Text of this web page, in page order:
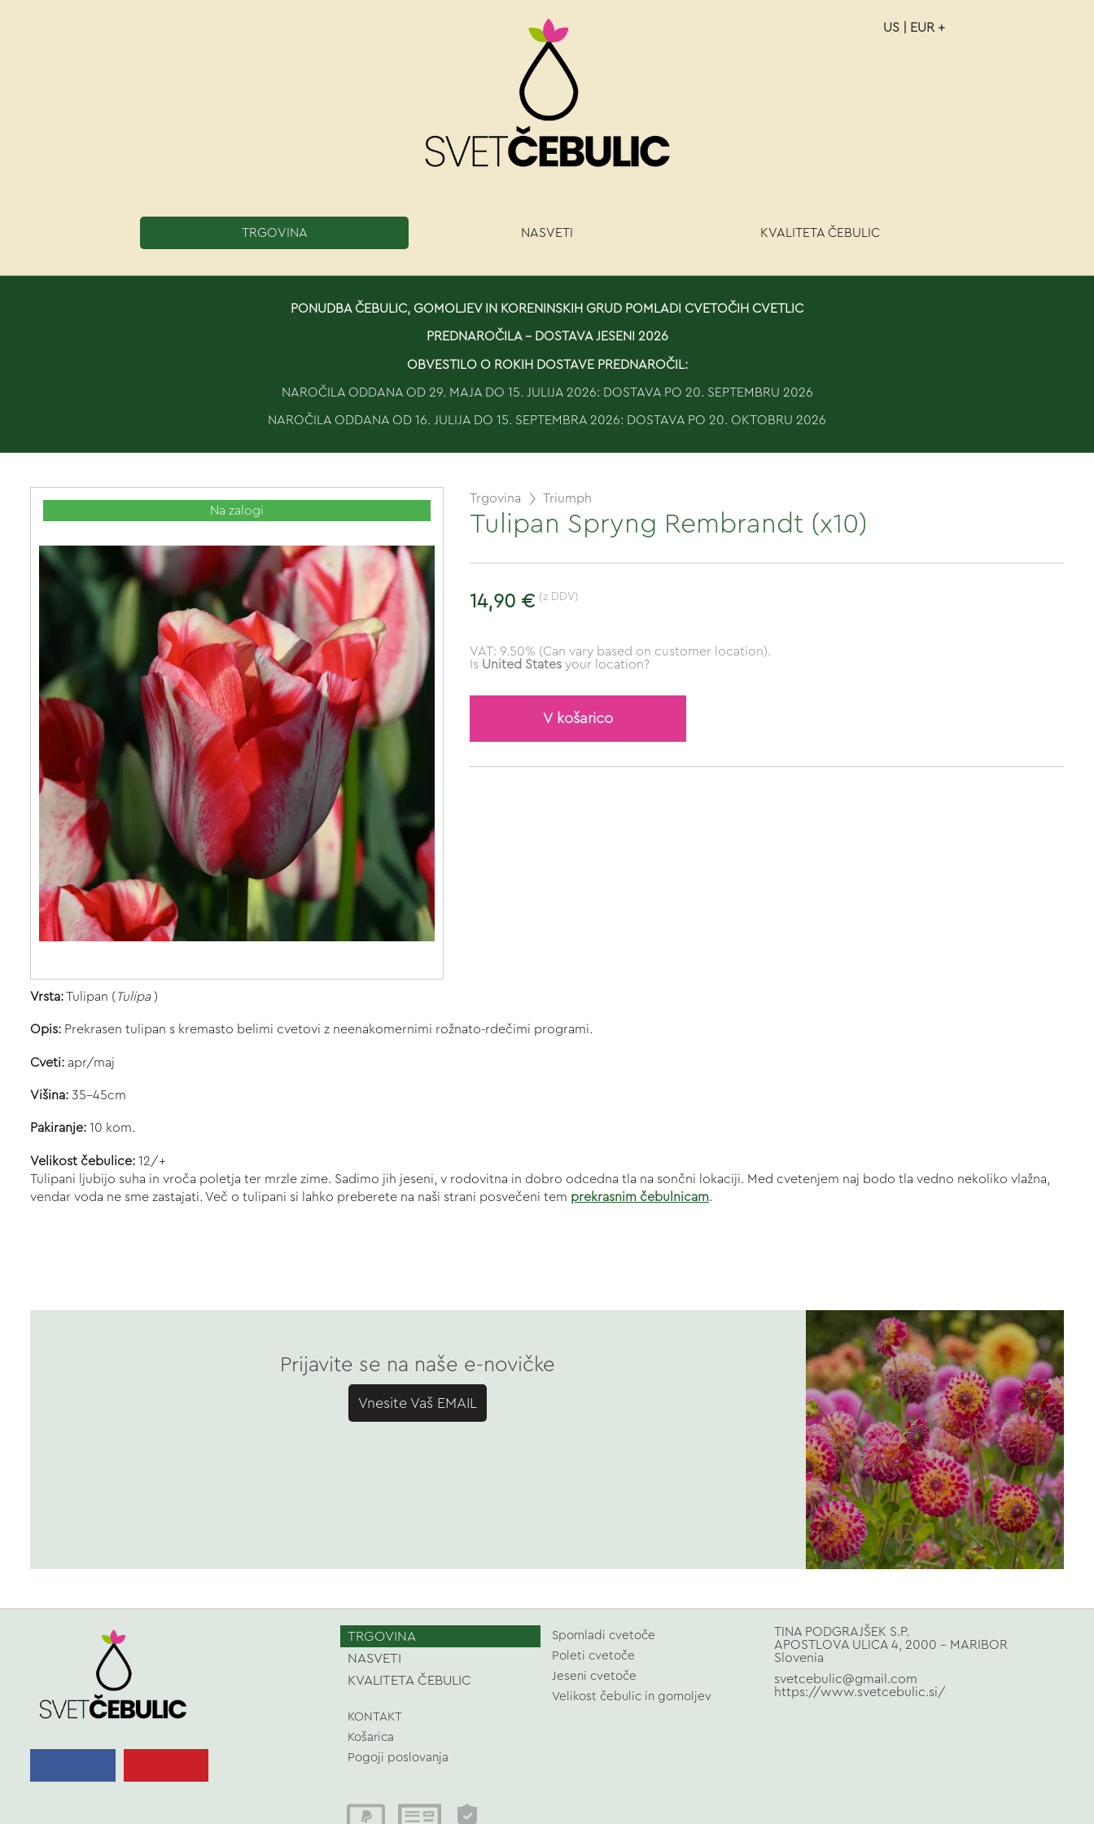
US | EUR +
TRGOVINA NASVETI KVALITETA ČEBULIC
PONUDBA ČEBULIC, GOMOLJEV IN KORENINSKIH GRUD POMLADI CVETOČIH CVETLIC
PREDNAROČILA - DOSTAVA JESENI 2026
OBVESTILO O ROKIH DOSTAVE PREDNAROČIL:
NAROČILA ODDANA OD 29. MAJA DO 15. JULIJA 2026: DOSTAVA PO 20. SEPTEMBRU 2026
NAROČILA ODDANA OD 16. JULIJA DO 15. SEPTEMBRA 2026: DOSTAVA PO 20. OKTOBRU 2026
Na zalogi
Trgovina Triumph
Tulipan Spryng Rembrandt (x10)
14,90 € (z DDV)
VAT: 9.50% (Can vary based on customer location).
Is United States your location?
V košarico
Vrsta:Tulipan ( Tulipa)
Opis: Prekrasen tulipan s kremasto belimi cvetovi z neenakomernimi rožnato-rdečimi programi.
Cveti: apr/maj
Višina: 35-45cm
Pakiranje: 10 kom.
Velikost čebulice: 12/+
Tulipani ljubijo suha in vroča poletja ter mrzle zime. Sadimo jih jeseni, v rodovitna in dobro odcedna tla na sončni lokaciji. Med cvetenjem naj bodo tla vedno nekoliko vlažna,
vendar voda ne sme zastajati. Več o tulipani si lahko preberete na naši strani posvečeni tem prekrasnim čebulnicam.
Prijavite se na naše e-novičke
Vnesite Vaš EMAIL
TRGOVINA
NASVETI
KVALITETA ČEBULIC
Spomladi cvetoče
Poleti cvetoče
Jeseni cvetoče
Velikost čebulic in gomoljev
KONTAKT
Košarica
Pogoji poslovanja
TINA PODGRAJŠEK S.P.
APOSTLOVA ULICA 4, 2000 - MARIBOR
Slovenia
svetcebulic@gmail.com
https://www.svetcebulic.si/